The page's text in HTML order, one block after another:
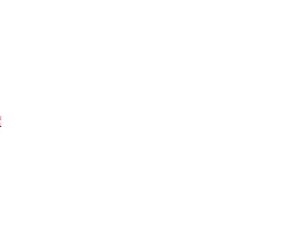
si umbrele gratuite)